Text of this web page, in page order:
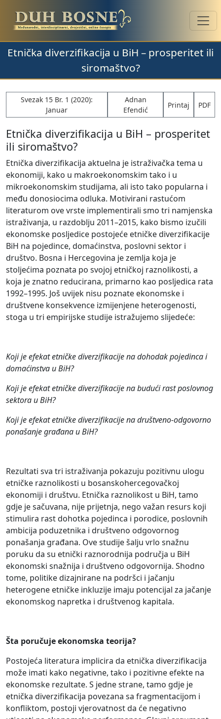
Etnička diverzifikacija u BiH – prosperitet ili
siromaštvo?
Svezak 15 Br. 1 (2020):
Januar
Adnan
Efendić
Printaj PDF
Etnička diverzifikacija u BiH – prosperitet
ili siromaštvo?
Etnička diverzifikacija aktuelna je istraživačka tema u
ekonomiji, kako u makroekonomskim tako i u
mikroekonomskim studijama, ali isto tako popularna i
među donosiocima odluka. Motivirani rastućom
literaturom ove vrste implementirali smo tri namjenska
istraživanja, u razdoblju 2011–2015, kako bismo izučili
ekonomske posljedice postojeće etničke diverzifikacije
BiH na pojedince, domaćinstva, poslovni sektor i
društvo. Bosna i Hercegovina je zemlja koja je
stoljećima poznata po svojoj etničkoj raznolikosti, a
koja je znatno reducirana, primarno kao posljedica rata
1992–1995. Još uvijek nisu poznate ekonomske i
društvene konsekvence izmijenjene heterogenosti,
stoga u tri empirijske studije istražujemo slijedeće:
Koji je efekat etničke diverzifikacije na dohodak pojedinca i
domaćinstva u BiH?
Koji je efekat etničke diverzifikacije na budući rast poslovnog
sektora u BiH?
Koji je efekat etničke diverzifikacije na društveno-odgovorno
ponašanje građana u BiH?
Rezultati sva tri istraživanja pokazuju pozitivnu ulogu
etničke raznolikosti u bosanskohercegovačkoj
ekonomiji i društvu. Etnička raznolikost u BiH, tamo
gdje je sačuvana, nije prijetnja, nego važan resurs koji
stimulira rast dohotka pojedinca i porodice, poslovnih
ambicija poduzetnika i društveno odgovornog
ponašanja građana. Ove studije šalju vrlo snažnu
poruku da su etnički raznorodnija područja u BiH
ekonomski snažnija i društveno odgovornija. Shodno
tome, politike dizajnirane na podršci i jačanju
heterogene etničke inkluzije imaju potencijal za jačanje
ekonomskog napretka i društvenog kapitala.
Šta poručuje ekonomska teorija?
Postojeća literatura implicira da etnička diverzifikacija
može imati kako negativne, tako i pozitivne efekte na
ekonomske rezultate. S jedne strane, tamo gdje je
etnička diverzifikacija povezana sa fragmentacijom i
konfliktom, postoji vjerovatnost da će negativno